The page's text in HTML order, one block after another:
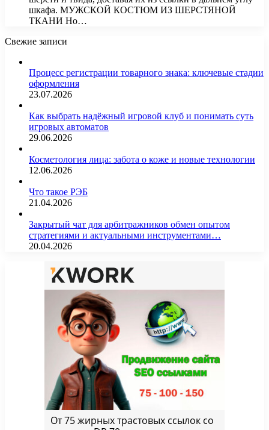
шкафа. МУЖСКОЙ КОСТЮМ ИЗ ШЕРСТЯНОЙ
ТКАНИ Но…
Свежие записи
Процесс регистрации товарного знака: ключевые стадии
оформления
23.07.2026
Как выбрать надёжный игровой клуб и понимать суть
игровых автоматов
29.06.2026
Косметология лица: забота о коже и новые технологии
12.06.2026
Что такое РЭБ
21.04.2026
Закрытый чат для арбитражников обмен опытом
стратегиями и актуальными инструментами…
20.04.2026